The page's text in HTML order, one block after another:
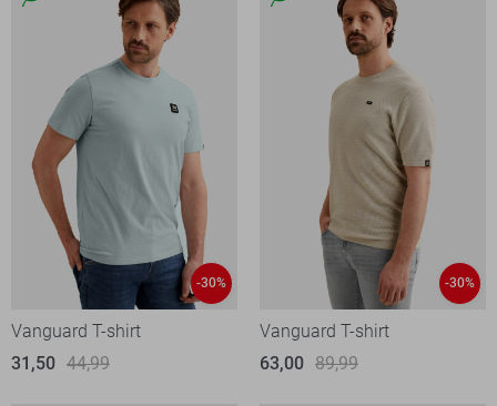
-30%
Vanguard T-shirt
31,50 44,99
-30%
Vanguard T-shirt
63,00 89,99